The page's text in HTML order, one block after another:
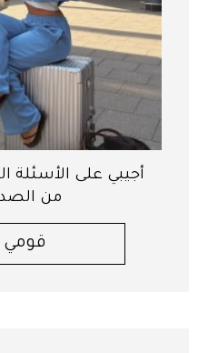
أجيبي على الأسئلة
من
قومي